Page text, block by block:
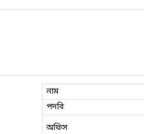
নাম
পদবি
অফিস